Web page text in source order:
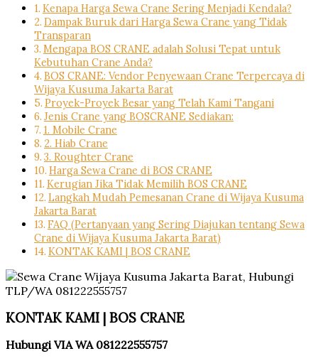
Kenapa Harga Sewa Crane Sering Menjadi Kendala?
Dampak Buruk dari Harga Sewa Crane yang Tidak
Transparan
Mengapa BOS CRANE adalah Solusi Tepat untuk
Kebutuhan Crane Anda?
BOS CRANE: Vendor Penyewaan Crane Terpercaya di
Wijaya Kusuma Jakarta Barat
Proyek-Proyek Besar yang Telah Kami Tangani
Jenis Crane yang BOSCRANE Sediakan:
1. Mobile Crane
2. Hiab Crane
3. Roughter Crane
Harga Sewa Crane di BOS CRANE
Kerugian Jika Tidak Memilih BOS CRANE
Langkah Mudah Pemesanan Crane di Wijaya Kusuma
Jakarta Barat
FAQ (Pertanyaan yang Sering Diajukan tentang Sewa
Crane di Wijaya Kusuma Jakarta Barat)
KONTAK KAMI | BOS CRANE
KONTAK KAMI | BOS CRANE
Hubungi VIA WA 081222555757